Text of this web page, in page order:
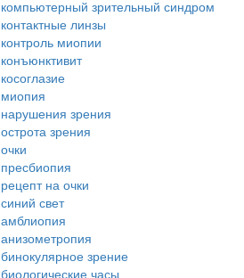
компьютерный зрительный синдром
контактные линзы
контроль миопии
конъюнктивит
косоглазие
миопия
нарушения зрения
острота зрения
очки
пресбиопия
рецепт на очки
синий свет
амблиопия
анизометропия
бинокулярное зрение
биологические часы